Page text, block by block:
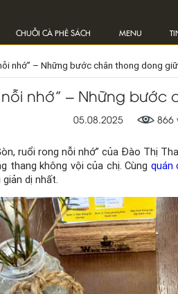
CHUỖI CÀ PHÊ SÁCH MENU
nhớ” – Những bước chân thong dong
nỗi nhớ” – Những
05.08.2025 866
ruổi rong nỗi nhớ” của Đào Thị
thang không vội của chị. Cùng quán
dị nhất.